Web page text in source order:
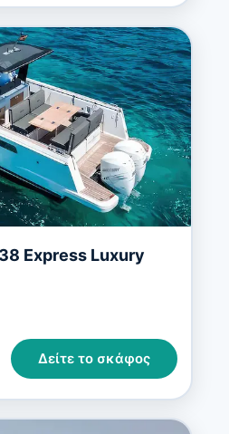
Express Luxury
Δείτε το σκάφος